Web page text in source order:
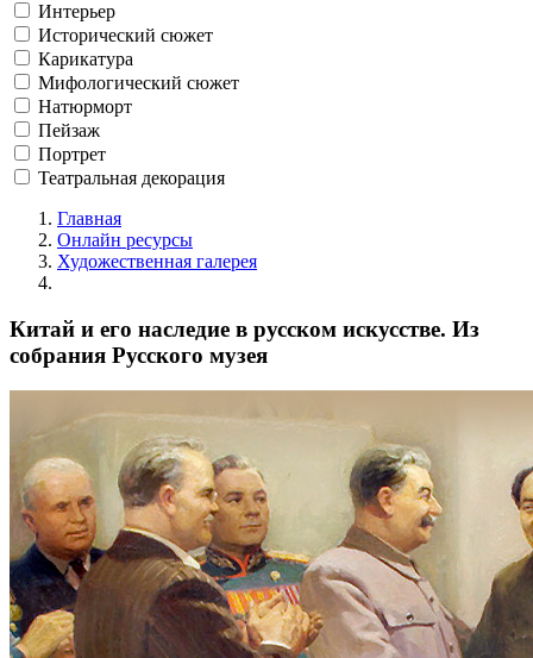
Интерьер
Исторический сюжет
Карикатура
Мифологический сюжет
Натюрморт
Пейзаж
Портрет
Театральная декорация
Главная
Онлайн ресурсы
Художественная галерея
Китай и его наследие в русском искусстве. Из
собрания Русского музея